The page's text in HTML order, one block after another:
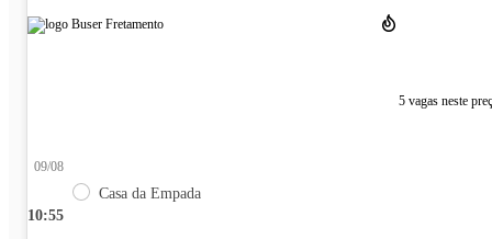
5 vagas neste
10:55
09/08
Casa da Empada